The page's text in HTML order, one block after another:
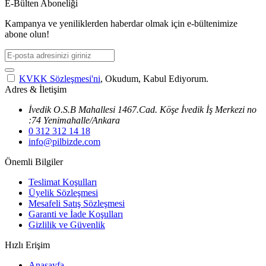
E-Bülten Aboneliği
Kampanya ve yeniliklerden haberdar olmak için e-bültenimize
abone olun!
KVKK Sözleşmesi'ni, Okudum, Kabul Ediyorum.
Adres & İletişim
İvedik O.S.B Mahallesi 1467.Cad. Köşe İvedik İş Merkezi no
:74 Yenimahalle/Ankara
0 312 312 14 18
info@pilbizde.com
Önemli Bilgiler
Teslimat Koşulları
Üyelik Sözleşmesi
Mesafeli Satış Sözleşmesi
Garanti ve İade Koşulları
Gizlilik ve Güvenlik
Hızlı Erişim